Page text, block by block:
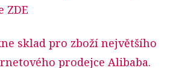
ZDE
sklad pro zboží největšího
prodejce Alibaba.